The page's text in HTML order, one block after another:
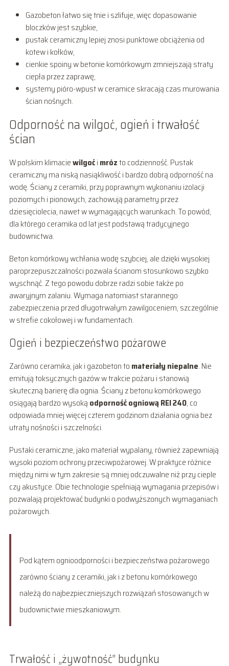
Gazobeton łatwo się tnie i szlifuje, więc dopasowanie
bloczków jest szybkie,
pustak ceramiczny lepiej znosi punktowe obciążenia od
kotew i kołków,
cienkie spoiny w betonie komórkowym zmniejszają straty
ciepła przez zaprawę,
systemy pióro-wpust w ceramice skracają czas murowania
ścian nośnych.
Odporność na wilgoć, ogień i trwałość
ścian
W polskim klimaciewilgoći mrózto codzienność. Pustak
ceramiczny ma niską nasiąkliwość i bardzo dobrą odporność na
wodę. Ściany z ceramiki, przy poprawnym wykonaniu izolacji
poziomych i pionowych, zachowują parametry przez
dziesięciolecia, nawet w wymagających warunkach. To powód,
dla którego ceramika od lat jest podstawą tradycyjnego
budownictwa.
Beton komórkowy wchłania wodę szybciej, ale dzięki wysokiej
paroprzepuszczalności pozwala ścianom stosunkowo szybko
wyschnąć. Z tego powodu dobrze radzi sobie także po
awaryjnym zalaniu. Wymaga natomiast starannego
zabezpieczenia przed długotrwałym zawilgoceniem, szczególnie
w strefie cokołowej i w fundamentach.
Ogień i bezpieczeństwo pożarowe
Zarówno ceramika, jak i gazobeton to materiały niepalne. Nie
emitują toksycznych gazów w trakcie pożaru i stanowią
skuteczną barierę dla ognia. Ściany z betonu komórkowego
osiągają bardzo wysoką odporność ogniową REI 240, co
odpowiada mniej więcej czterem godzinom działania ognia bez
utraty nośności i szczelności.
Pustaki ceramiczne, jako materiał wypalany, również zapewniają
wysoki poziom ochrony przeciwpożarowej. W praktyce różnice
między nimi w tym zakresie są mniej odczuwalne niż przy cieple
czy akustyce. Obie technologie spełniają wymagania przepisów i
pozwalają projektować budynki o podwyższonych wymaganiach
pożarowych.
Pod kątem ognioodporności i bezpieczeństwa pożarowego
zarówno ściany z ceramiki, jak i z betonu komórkowego
należą do najbezpieczniejszych rozwiązań stosowanych w
budownictwie mieszkaniowym.
Trwałość i „żywotność” budynku